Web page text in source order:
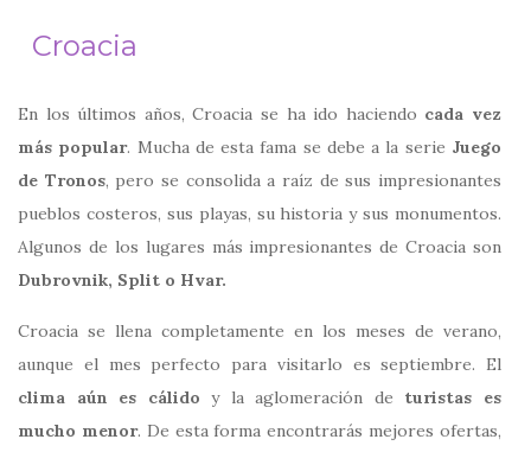
Croacia
En los últimos años, Croacia se ha ido haciendo cada vez
más popular. Mucha de esta fama se debe a la serie Juego
de Tronos, pero se consolida a raíz de sus impresionantes
pueblos costeros, sus playas, su historia y sus monumentos.
Algunos de los lugares más impresionantes de Croacia son
Dubrovnik, Split o Hvar.
Croacia se llena completamente en los meses de verano,
aunque el mes perfecto para visitarlo es septiembre. El
clima aún es cálido y la aglomeración de turistas es
mucho menor. De esta forma encontrarás mejores ofertas,